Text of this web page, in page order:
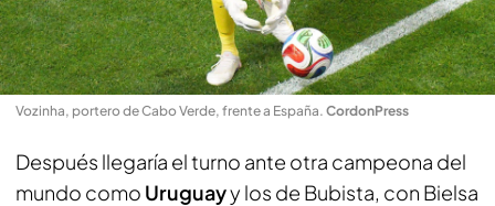
Vozinha, portero de Cabo Verde, frente a España. CordonPress
Después llegaría el turno ante otra campeona del
mundo como Uruguayy los de Bubista, con Bielsa